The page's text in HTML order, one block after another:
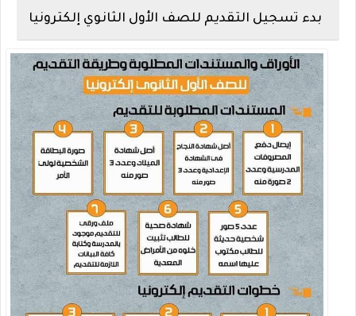
بدء تسجيل التقديم للصف الأول الثانوي إلكترونيا